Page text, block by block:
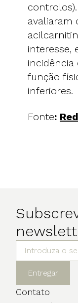
avaliaram
interesse,
incidência
função
inferiores.
Fonte:
Entregar
Contato